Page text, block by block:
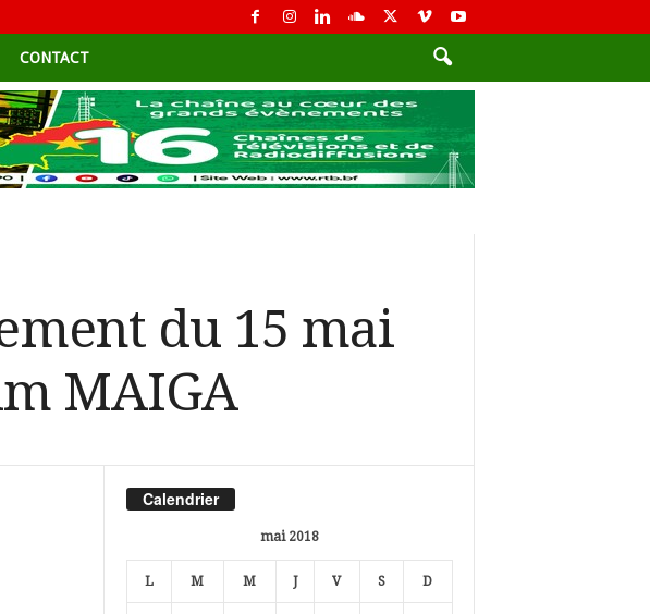
CONTACT
du 15 mai
MAIGA
Calendrier
mai 2018
L M M J V S D